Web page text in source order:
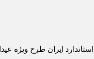
ایران طرح ویژه